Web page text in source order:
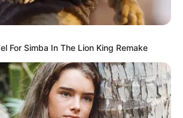
For Simba In The Lion King Remake